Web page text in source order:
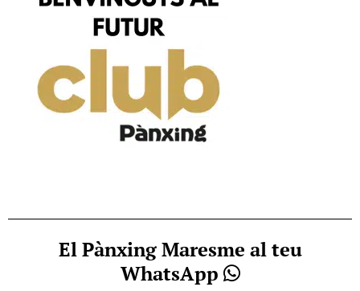
El Pànxing Maresme al teu
WhatsApp